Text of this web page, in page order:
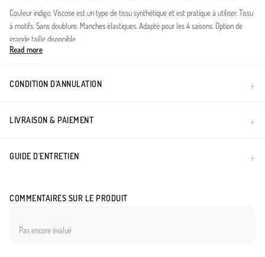
Couleur indigo. Viscose est un type de tissu synthétique et est pratique à utiliser. Tissu
à motifs. Sans doublure. Manches élastiques. Adapté pour les 4 saisons. Option de
grande taille disponible.
Read more
CONDITION D’ANNULATION
LIVRAISON & PAIEMENT
GUIDE D'ENTRETIEN
COMMENTAIRES SUR LE PRODUIT
Pas encore évalué